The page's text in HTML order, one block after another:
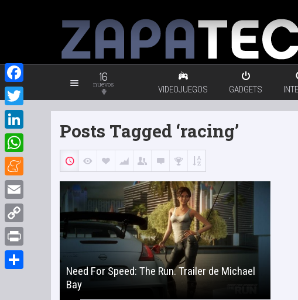
16
nuevos
VIDEOJUEGOS GADGETS
Posts Tagged ‘racing’
Need For Speed: The Run. Trailer de Michael
Bay
Facebook
Twitter
LinkedIn
WhatsApp
Meneame
Email
Copy
Link
Print